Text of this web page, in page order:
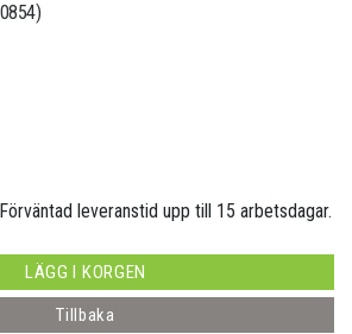
leveranstid upp till 15 arbetsdagar.
LÄGG I KORGEN
Tillbaka